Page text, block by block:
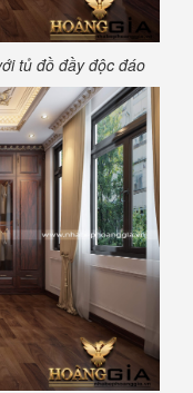
tủ đồ đầy độc đáo